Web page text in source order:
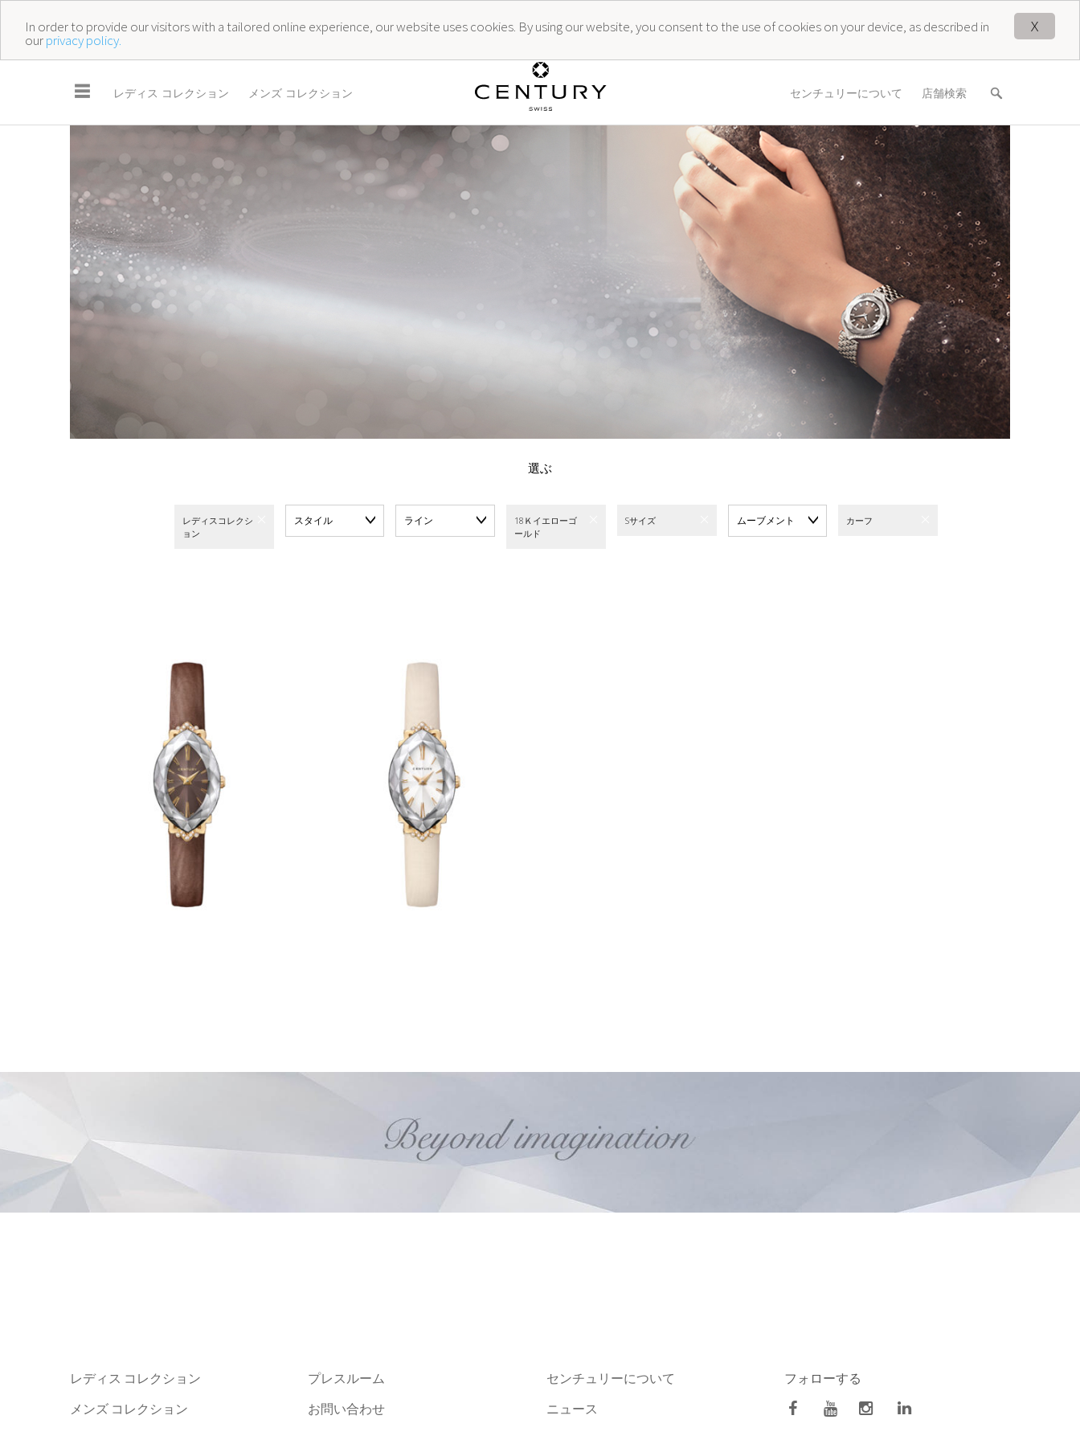
X
In order to provide our visitors with a tailored online experience, our website uses cookies. By using our website, you consent to the use of cookies on your device, as described in
ourprivacy policy.
☰ レディス コレクション メンズ コレクション センチュリーについて 店舗検索
選ぶ
レディスコレクシ
ョン
スタイル ライン
18Ｋイエローゴ
ールド
Sサイズ ムーブメント カーフ
レディス コレクション
メンズ コレクション
プレスルーム
お問い合わせ
センチュリーについて
ニュース
フォローする
facebookYoutubeInstagram